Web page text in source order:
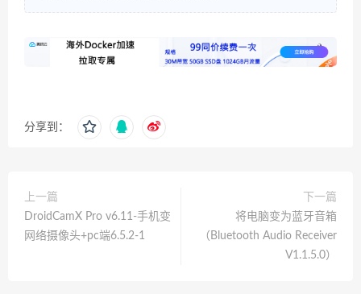
分享到：
上一篇
DroidCamX Pro v6.11-手机变
网络摄像头+pc端6.5.2-1
下一篇
将电脑变为蓝牙音箱
（Bluetooth Audio Receiver
V1.1.5.0）